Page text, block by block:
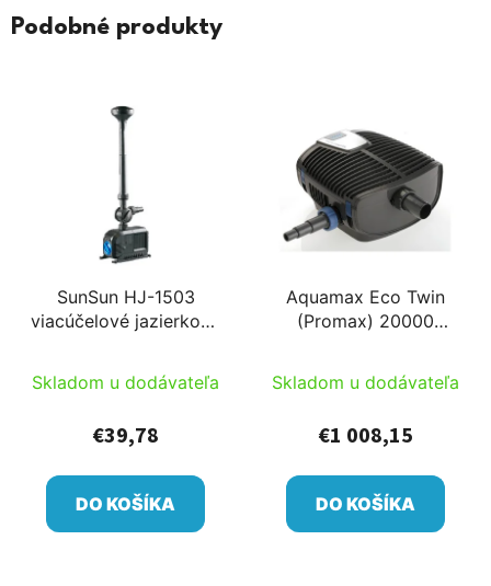
Podobné produkty
SunSun HJ-1503
viacúčelové jazierkové
1500l/h Hmax: 1,8m s
10m káblom
Skladom u dodávateľa
€39,78
DO KOŠÍKA
Aquamax Eco Twin
(Promax) 20000
filtra a potokové
čerpadlo PRO
Skladom u dodávateľa
€1 008,15
DO KOŠÍKA